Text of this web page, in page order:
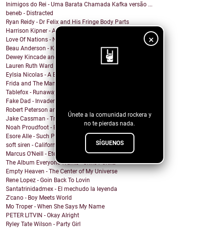
×
Únete a la comunidad rockera y
no te pierdas nada.
SÍGUENOS
Inimigos do Rei - Uma Barata Chamada Kafka versão ...
beneb - Distracted
Ryan Reidy - Dr Felix and His Fringe Body Parts
Harrison Kipner - Alone With You
Love Of Nations - Ne'er Do Well
Beau Anderson - Know By Now
Dewey Kincade and The Navigators - Down in the Val...
Lauren Ruth Ward - Camouflage Sabotage
Eylsia Nicolas - A Beautiful Mess
Frida and The Mann - Dancing in the sun
Tablefox - Runaway
Fake Dad - Invader
Robert Peterson and The Crusade - Coming Out Of Ba...
Jake Cassman - Trying To Mourn A Friend Of Mine
Noah Proudfoot - Born to Fly
Esore Alle - Such Pretty Lies
soft siren - California Heatwave
Marcus O'Neill - Eternal Flame
The Album Everyone Wants - Chris Portka
Empty Heaven - The Center of My Universe
Rene Lopez - Goin Back To Lovin
Santatrinidadmex - El mechudo la leyenda
Z'cano - Boy Meets World
Mo Troper - When She Says My Name
PETER LITVIN - Okay Alright
Ryley Tate Wilson - Party Girl